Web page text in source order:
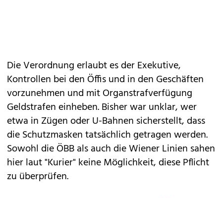
Die Verordnung erlaubt es der Exekutive,
Kontrollen bei den Öffis und in den Geschäften
vorzunehmen und mit Organstrafverfügung
Geldstrafen einheben. Bisher war unklar, wer
etwa in Zügen oder U-Bahnen sicherstellt, dass
die Schutzmasken tatsächlich getragen werden.
Sowohl die ÖBB als auch die Wiener Linien sahen
hier laut "Kurier" keine Möglichkeit, diese Pflicht
zu überprüfen.